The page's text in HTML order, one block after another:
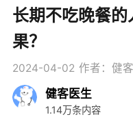
长期不吃晚餐
果？
2024-04-02 作者：健
健客医生
1.14万条内容